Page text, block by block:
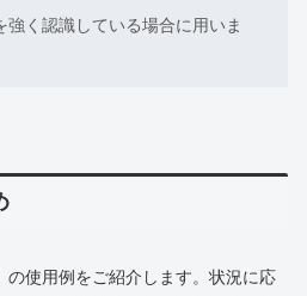
強く認識している場合に用いま
の使用例をご紹介します。状況に応